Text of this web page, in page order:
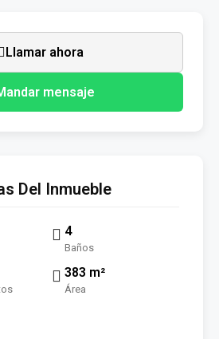
Llamar ahora
mensaje
Del Inmueble
4
Baños
383 m²
Área